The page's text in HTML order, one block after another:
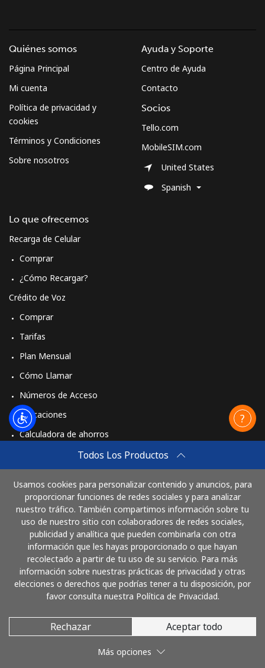
Todos Los Productos
Usamos cookies para personalizar contenido y anuncios, para
proporcionar funciones de redes sociales y para analizar
nuestro tráfico. También compartimos información sobre tu
uso de nuestro sitio con colaboradores de redes sociales,
publicidad y analítica que pueden combinarla con otra
información que les hayas proporcionado o que hayan
recolectado a partir de tu uso de su servicio. Para más
información sobre nuestras prácticas de privacidad y otras
elecciones o derechos que podrías tener a tu disposición, por
favor consulta nuestra Política de Privacidad.
Rechazar Aceptar todo
Más opciones
Quiénes somos
Página Principal
Mi cuenta
Política de privacidad y
cookies
Términos y Condiciones
Sobre nosotros
Lo que ofrecemos
Recarga de Celular
Comprar
¿Cómo Recargar?
Crédito de Voz
Comprar
Tarifas
Plan Mensual
Cómo Llamar
Números de Acceso
Aplicaciones
Calculadora de ahorros
Comprar
Cómo funciona
Ayuda y Soporte
Centro de Ayuda
Contacto
Socios
Tello.com
MobileSIM.com
United States
Spanish
Paga con
© 2026 LlamaCostaRica